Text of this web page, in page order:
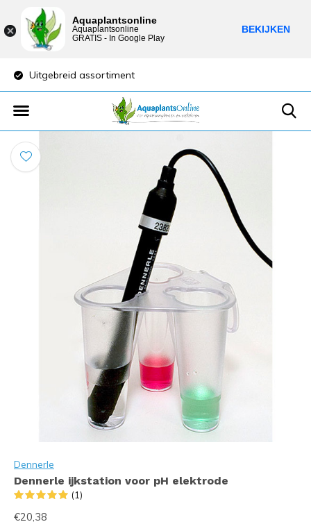
Uitgebreid assortiment
Dennerle
Dennerle ijkstation voor pH elektrode
(1)
€20,38
Aquaplantsonline
Aquaplantsonline
GRATIS - In Google Play
BEKIJKEN